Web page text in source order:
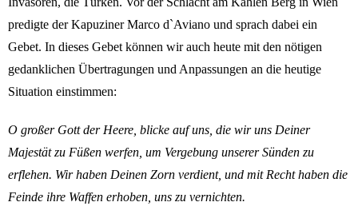
predigte der Kapuziner Marco d`Aviano und sprach dabei ein
Gebet. In dieses Gebet können wir auch heute mit den nötigen
gedanklichen Übertragungen und Anpassungen an die heutige
Situation einstimmen:
O großer Gott der Heere, blicke auf uns, die wir uns Deiner
Majestät zu Füßen werfen, um Vergebung unserer Sünden zu
erflehen. Wir haben Deinen Zorn verdient, und mit Recht haben die
Feinde ihre Waffen erhoben, uns zu vernichten.